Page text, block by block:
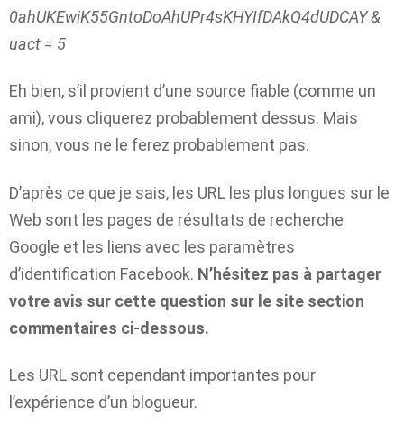
0ahUKEwiK55GntoDoAhUPr4sKHYIfDAkQ4dUDCAY &
uact = 5
Eh bien, s’il provient d’une source fiable (comme un
ami), vous cliquerez probablement dessus. Mais
sinon, vous ne le ferez probablement pas.
D’après ce que je sais, les URL les plus longues sur le
Web sont les pages de résultats de recherche
Google et les liens avec les paramètres
d’identification Facebook. N’hésitez pas à partager
votre avis sur cette question sur le site section
commentaires ci-dessous.
Les URL sont cependant importantes pour
l’expérience d’un blogueur.